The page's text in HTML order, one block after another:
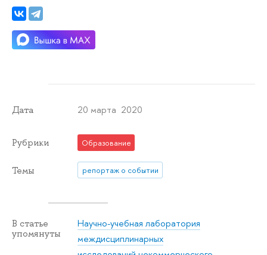
Дата 20 марта 2020
Рубрики Образование
Темы репортаж о событии
В статье
упомянуты
Научно-учебная лаборатория
междисциплинарных